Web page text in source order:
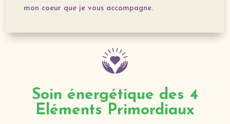
mon coeur que je vous accompagne.
Soin énergétique des 4
Eléments Primordiaux